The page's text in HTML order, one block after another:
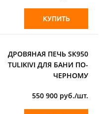
КУПИТЬ
ДРОВЯНАЯ ПЕЧЬ SK950
TULIKIVI ДЛЯ БАНИ ПО-
ЧЕРНОМУ
550 900 руб./шт.